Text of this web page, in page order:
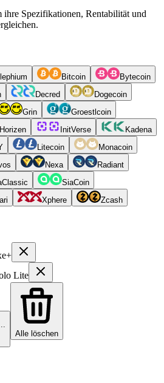
Spezifikationen, Rentabilität und
Bitcoin
Bytecoin
Decred
Dogecoin
Grin
Groestlcoin
Horizen InitVerse
Kadena
Litecoin
Monacoin
Nexa
Radiant
SiaCoin
Xphere Zcash
Lite
Alle löschen